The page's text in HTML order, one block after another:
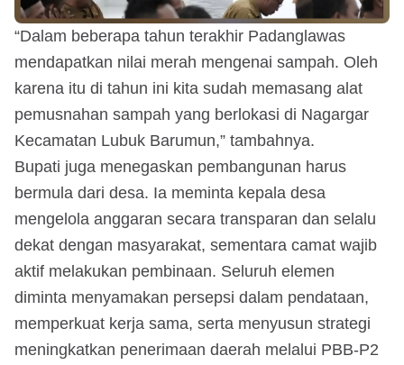
“Dalam beberapa tahun terakhir Padanglawas
mendapatkan nilai merah mengenai sampah. Oleh
karena itu di tahun ini kita sudah memasang alat
pemusnahan sampah yang berlokasi di Nagargar
Kecamatan Lubuk Barumun,” tambahnya.
Bupati juga menegaskan pembangunan harus
bermula dari desa. Ia meminta kepala desa
mengelola anggaran secara transparan dan selalu
dekat dengan masyarakat, sementara camat wajib
aktif melakukan pembinaan. Seluruh elemen
diminta menyamakan persepsi dalam pendataan,
memperkuat kerja sama, serta menyusun strategi
meningkatkan penerimaan daerah melalui PBB-P2